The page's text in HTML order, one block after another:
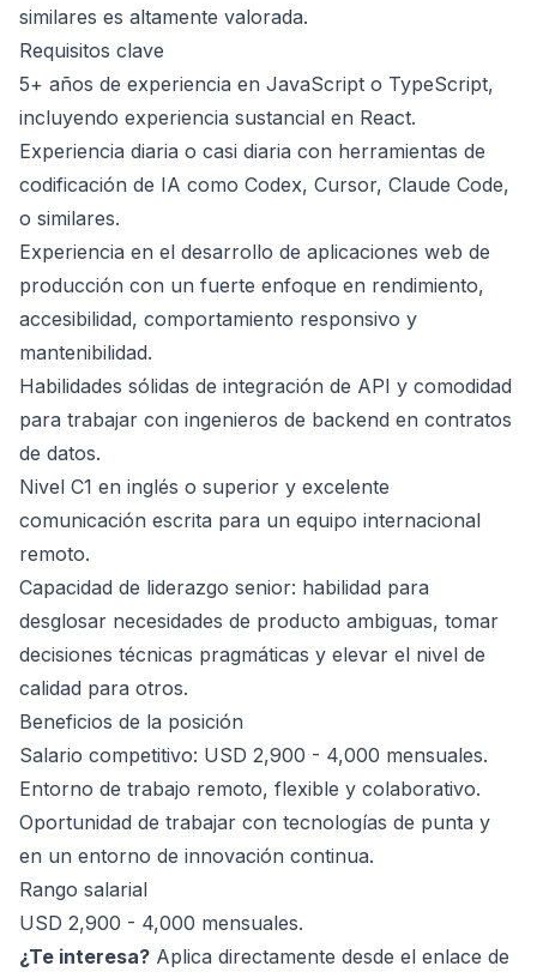
similares es altamente valorada.
Requisitos clave
5+ años de experiencia en JavaScript o TypeScript,
incluyendo experiencia sustancial en React.
Experiencia diaria o casi diaria con herramientas de
codificación de IA como Codex, Cursor, Claude Code,
o similares.
Experiencia en el desarrollo de aplicaciones web de
producción con un fuerte enfoque en rendimiento,
accesibilidad, comportamiento responsivo y
mantenibilidad.
Habilidades sólidas de integración de API y comodidad
para trabajar con ingenieros de backend en contratos
de datos.
Nivel C1 en inglés o superior y excelente
comunicación escrita para un equipo internacional
remoto.
Capacidad de liderazgo senior: habilidad para
desglosar necesidades de producto ambiguas, tomar
decisiones técnicas pragmáticas y elevar el nivel de
calidad para otros.
Beneficios de la posición
Salario competitivo: USD 2,900 - 4,000 mensuales.
Entorno de trabajo remoto, flexible y colaborativo.
Oportunidad de trabajar con tecnologías de punta y
en un entorno de innovación continua.
Rango salarial
USD 2,900 - 4,000 mensuales.
¿Te interesa? Aplica directamente desde el enlace de